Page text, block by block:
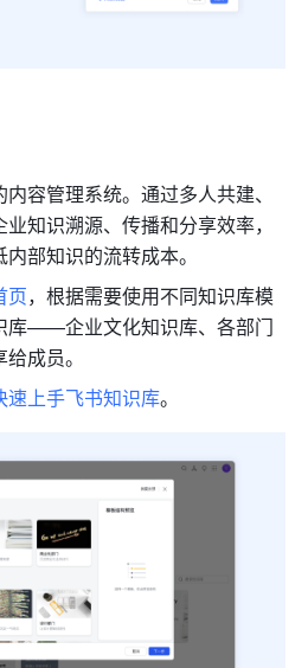
容管理系统。通过多人共建、
知识溯源、传播和分享效率，
部知识的流转成本。
页，根据需要使用不同知识库模
库——企业文化知识库、各部门
成员。
速上手飞书知识库。